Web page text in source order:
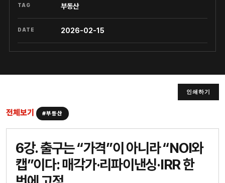
TAG 부동산
DATE 2026-02-15
인쇄하기
전체보기 #부동산
6강. 출구는 “가격”이 아니라 “NOI와
캡”이다: 매각가·리파이낸싱·IRR 한